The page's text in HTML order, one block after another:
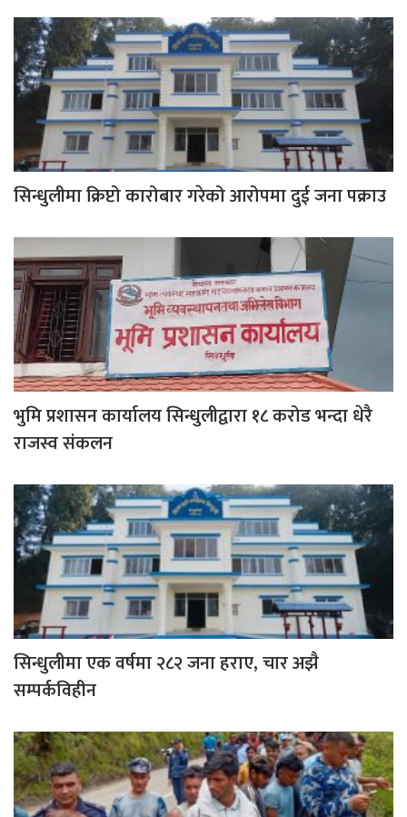
सिन्धुलीमा क्रिप्टो कारोबार गरेको आरोपमा दुई जना पक्राउ
भुमि प्रशासन कार्यालय सिन्धुलीद्वारा १८ करोड भन्दा धेरै
राजस्व संकलन
सिन्धुलीमा एक वर्षमा २८२ जना हराए, चार अझै
सम्पर्कविहीन